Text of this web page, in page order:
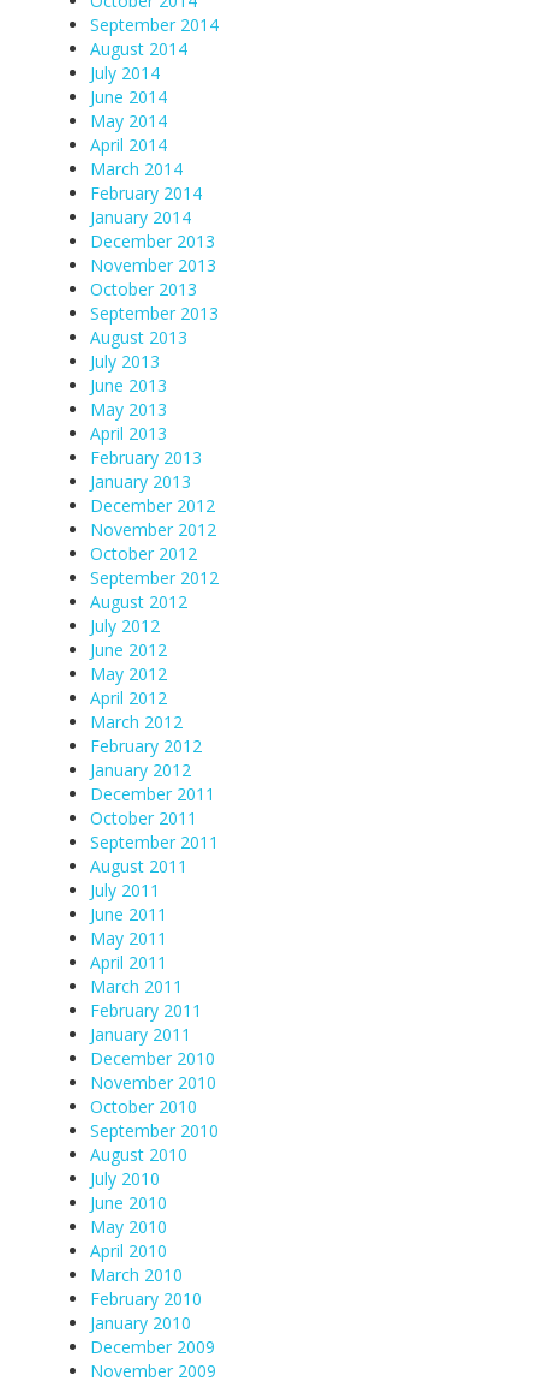
September 2014
August 2014
July 2014
June 2014
May 2014
April 2014
March 2014
February 2014
January 2014
December 2013
November 2013
October 2013
September 2013
August 2013
July 2013
June 2013
May 2013
April 2013
February 2013
January 2013
December 2012
November 2012
October 2012
September 2012
August 2012
July 2012
June 2012
May 2012
April 2012
March 2012
February 2012
January 2012
December 2011
October 2011
September 2011
August 2011
July 2011
June 2011
May 2011
April 2011
March 2011
February 2011
January 2011
December 2010
November 2010
October 2010
September 2010
August 2010
July 2010
June 2010
May 2010
April 2010
March 2010
February 2010
January 2010
December 2009
November 2009